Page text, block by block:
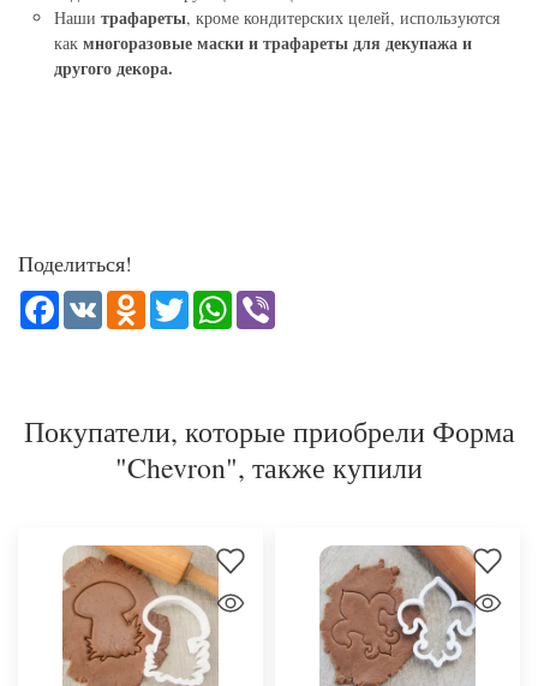
Наши трафареты, кроме кондитерских целей, используются
как многоразовые маски и трафареты для декупажа и
другого декора.
Поделиться!
Facebook
VK Odnoklassniki
TwitterWhatsApp
Покупатели, которые приобрели Форма
"Chevron", также купили